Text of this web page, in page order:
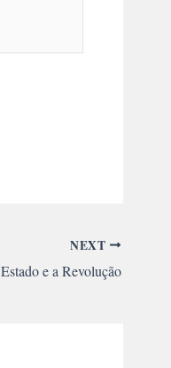
NEXT
e a Revolução